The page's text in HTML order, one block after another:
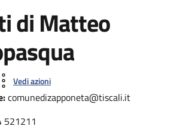
di Matteo
Vedi azioni
comunedizapponeta@tiscali.it
521211